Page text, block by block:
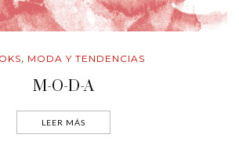
, MODA Y TENDENCIAS
M-O-D-A
LEER MÁS